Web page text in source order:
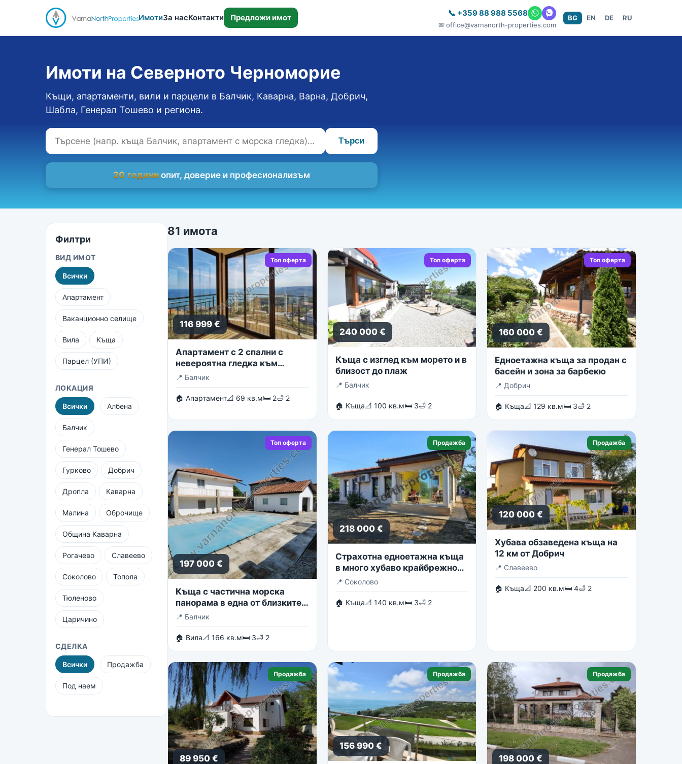
BG EN DE RU
ИмотиЗа насКонтакти Предложи имот 📞 +359 88 988 5568
✉ office@varnanorth-properties.com
Имоти на Северното Черноморие
Къщи, апартаменти, вили и парцели в Балчик, Каварна, Варна, Добрич,
Шабла, Генерал Тошево и региона.
Търси
20 години опит, доверие и професионализъм
Филтри
ВИД ИМОТ
Всички
Апартамент
Ваканционно селище
Вила Къща
Парцел (УПИ)
ЛОКАЦИЯ
Всички Албена
Балчик
Генерал Тошево
Гурково Добрич
Дропла Каварна
Малина Оброчище
Община Каварна
Рогачево Славеево
Соколово Топола
Тюленово
Царичино
СДЕЛКА
Всички Продажба
Под наем
81 имота
Топ оферта
116 999 €
Апартамент с 2 спални с
невероятна гледка към
безкрайното море
📍 Балчик
🏠 Апартамент📐 69 кв.м🛏 2🛁 2
Топ оферта
240 000 €
Къща с изглед към морето и в
близост до плаж
📍 Балчик
🏠 Къща📐 100 кв.м🛏 3🛁 2
Топ оферта
160 000 €
Едноетажна къща за продан с
басейн и зона за барбекю
📍 Добрич
🏠 Къща📐 129 кв.м🛏 3🛁 2
Топ оферта
197 000 €
Къща с частична морска
панорама в една от близките
вилни зони в гр. Балчик
📍 Балчик
🏠 Вила📐 166 кв.м🛏 3🛁 2
Продажба
218 000 €
Страхотна едноетажна къща
в много хубаво крайбрежно
село
📍 Соколово
🏠 Къща📐 140 кв.м🛏 3🛁 2
Продажба
120 000 €
Хубава обзаведена къща на
12 км от Добрич
📍 Славеево
🏠 Къща📐 200 кв.м🛏 4🛁 2
Продажба
89 950 €
Продажба
156 990 €
Продажба
198 000 €